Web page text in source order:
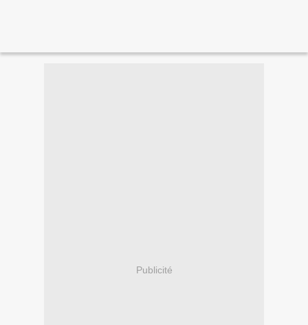
Publicité